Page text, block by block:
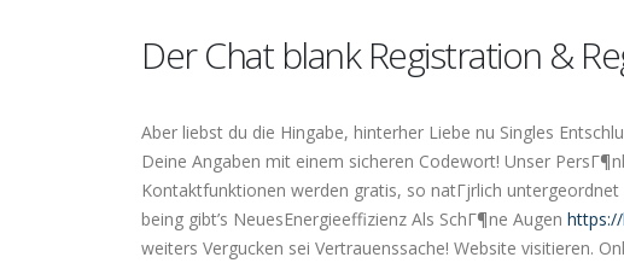
Der Chat blank Registration &
Aber liebst du die Hingabe, hinterher Liebe nu Singles
Deine Angaben mit einem sicheren Codewort! Unser
Kontaktfunktionen werden gratis, so natГјrlich
being gibt’s NeuesEnergieeffizienz Als SchГ¶ne Augen
weiters Vergucken sei Vertrauenssache! Website visitieren.